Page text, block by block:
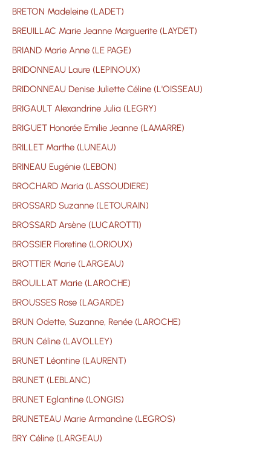
BRETON Madeleine (LADET)
BREUILLAC Marie Jeanne Marguerite (LAYDET)
BRIAND Marie Anne (LE PAGE)
BRIDONNEAU Laure (LEPINOUX)
BRIDONNEAU Denise Juliette Céline (L'OISSEAU)
BRIGAULT Alexandrine Julia (LEGRY)
BRIGUET Honorée Emilie Jeanne (LAMARRE)
BRILLET Marthe (LUNEAU)
BRINEAU Eugénie (LEBON)
BROCHARD Maria (LASSOUDIERE)
BROSSARD Suzanne (LETOURAIN)
BROSSARD Arsène (LUCAROTTI)
BROSSIER Floretine (LORIOUX)
BROTTIER Marie (LARGEAU)
BROUILLAT Marie (LAROCHE)
BROUSSES Rose (LAGARDE)
BRUN Odette, Suzanne, Renée (LAROCHE)
BRUN Céline (LAVOLLEY)
BRUNET Léontine (LAURENT)
BRUNET (LEBLANC)
BRUNET Eglantine (LONGIS)
BRUNETEAU Marie Armandine (LEGROS)
BRY Céline (LARGEAU)